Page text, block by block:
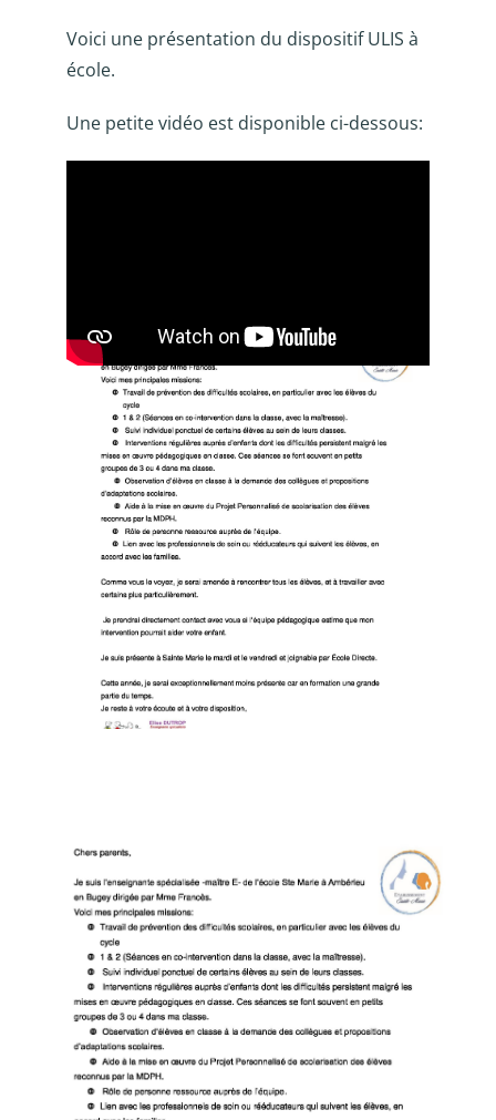
Voici une présentation du dispositif ULIS à
école.
Une petite vidéo est disponible ci-dessous: